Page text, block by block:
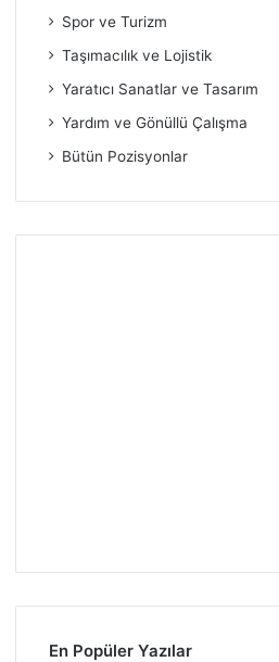
Spor ve Turizm
Taşımacılık ve Lojistik
Yaratıcı Sanatlar ve Tasarım
Yardım ve Gönüllü Çalışma
Bütün Pozisyonlar
En Popüler Yazılar